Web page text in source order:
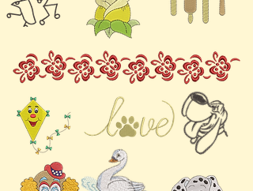
anbringen und Ihre
Leidenschaft für die
Holzbearbeitung zum
Ausdruck bringen. Die
hochwertigen digitalen
Dateien sind mit den
meisten Stickmaschinen
kompatibel, sodass Sie
locker aufliegt.
die Originalgröße der
Stickdatei, da Änderungen
zu Fehlern in der
Stichdarstellung führen
können.